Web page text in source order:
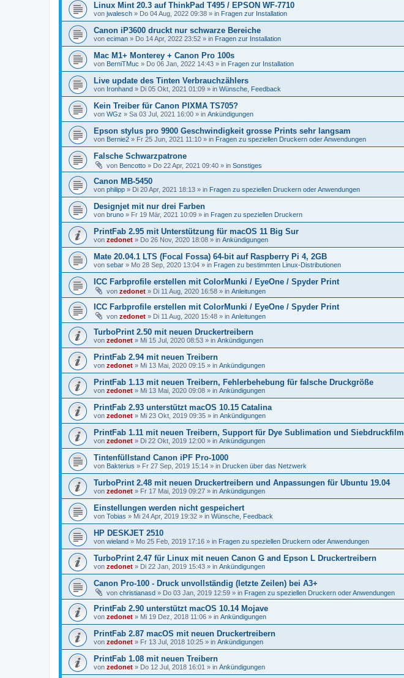
Linux Mint 20.3 auf ThinkPad T495 / EPSON WF-7710
von jwalesch » Do 04 Aug, 2022 09:38 » in Fragen zur Installation
Canon iP3600 druckt nur schwarze Bereiche
von eciman » Do 14 Apr, 2022 23:52 » in Fragen zur Installation
Mac M1+ Monterey + Canon Pro 100s
von BerniTMuc » Do 06 Jan, 2022 14:43 » in Fragen zur Installation
Live update des Tinten Verbrauchzählers
von Ironhand » Di 05 Okt, 2021 01:09 » in Wünsche, Feedback
Kein Treiber für Canon PIXMA TS705?
von WGz » Sa 03 Jul, 2021 16:00 » in Ankündigungen
Epson stylus pro 9900 Geschwindigkeit grosse Prints sehr langsam
von Bernie2 » Fr 25 Jun, 2021 11:10 » in Fragen zu speziellen Druckern oder Anwendungen
Falsche Schwarzpatrone
von Bencotto » Do 22 Apr, 2021 09:40 » in Sonstiges
Canon MB-5450
von philipp » Di 20 Apr, 2021 18:13 » in Fragen zu speziellen Druckern oder Anwendungen
Designjet mit nur drei Farben
von bruno » Fr 19 Mär, 2021 10:09 » in Fragen zu speziellen Druckern
PrintFab 2.95 mit Unterstützung für macOS 11 Big Sur
von zedonet » Do 26 Nov, 2020 18:08 » in Ankündigungen
Mate 20.04.1 LTS (Focal Fossa) 64-bit auf Raspberry Pi 4, 2GB
von sebar » Mo 28 Sep, 2020 13:04 » in Fragen zu bestimmten Linux-Distributionen
ICC Farbprofile erstellen mit ColorMunki / EyeOne / Spyder Print
von zedonet » Di 11 Aug, 2020 16:58 » in Anleitungen
ICC Farbprofile erstellen mit ColorMunki / EyeOne / Spyder Print
von zedonet » Di 11 Aug, 2020 15:48 » in Anleitungen
TurboPrint 2.50 mit neuen Druckertreibern
von zedonet » Mi 15 Jul, 2020 08:53 » in Ankündigungen
PrintFab 2.94 mit neuen Treibern
von zedonet » Mi 13 Mai, 2020 09:15 » in Ankündigungen
PrintFab 1.13 mit neuen Treibern, Fehlerbehebung für falsche Druckgröße
von zedonet » Mi 13 Mai, 2020 09:08 » in Ankündigungen
PrintFab 2.93 unterstützt macOS 10.15 Catalina
von zedonet » Mi 23 Okt, 2019 09:35 » in Ankündigungen
PrintFab 1.11 mit neuen Treibern, Support für Dye Sublimation und Siebdruckfilm
von zedonet » Di 22 Okt, 2019 12:00 » in Ankündigungen
Tintenfüllstand Canon iPF Pro-1000
von Bakterius » Fr 27 Sep, 2019 15:14 » in Drucken über das Netzwerk
TurboPrint 2.48 mit neuen Druckertreibern und Anpassungen für Ubuntu 19.04
von zedonet » Fr 17 Mai, 2019 09:27 » in Ankündigungen
Einstellungen werden nicht gespeichert
von Tobias » Mi 24 Apr, 2019 19:32 » in Wünsche, Feedback
HP DESKJET 2510
von wieland » Mo 25 Feb, 2019 17:16 » in Fragen zu speziellen Druckern oder Anwendungen
TurboPrint 2.47 für Linux mit neuen Canon G and Epson L Druckertreibern
von zedonet » Di 22 Jan, 2019 15:43 » in Ankündigungen
Canon Pro-100 - Druck unvollständig (letzte Zeilen) bei A3+
von christianasd » Do 03 Jan, 2019 12:59 » in Fragen zu speziellen Druckern oder Anwendungen
PrintFab 2.90 unterstützt macOS 10.14 Mojave
von zedonet » Mi 19 Dez, 2018 11:06 » in Ankündigungen
PrintFab 2.87 macOS mit neuen Druckertreibern
von zedonet » Fr 13 Jul, 2018 10:25 » in Ankündigungen
PrintFab 1.08 mit neuen Treibern
von zedonet » Do 12 Jul, 2018 16:01 » in Ankündigungen